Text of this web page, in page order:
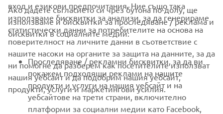
CORPORATE
FOR BUSINESS
MORE YAMAHA
SUPPORT
вход и езикови предпочитания. Ние също така
използваме бисквитки за анализи, за да генерираме
статистически данни за потребителите на основа на
поверителност на личните данни в съответствие с
нашите насоки на органите за защита на данните, за да
ни помогне да разберем как посетителите използват
нашия уебсайт и да подобрим нашия уебсайт,
продукти, услуги и маркетингови усилия.
Ако дадете съгласието си чрез бутона по-долу, ще
използваме и бисквитки за проследяване / реклама и
бисквитки в социалните медии:
Проследяване / рекламни бисквитки, за да ви
покажем подходящи реклами на нашите
продукти и услуги на нашия уебсайт и на
уебсайтове на трети страни, включително
платформи за социални медии като Facebook,